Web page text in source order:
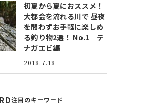
初夏から夏におススメ！
大都会を流れる川で 昼夜
を問わずお手軽に楽しめ
る釣り物2選！ No.1 テ
ナガエビ編
2018.7.18
注目のキーワード